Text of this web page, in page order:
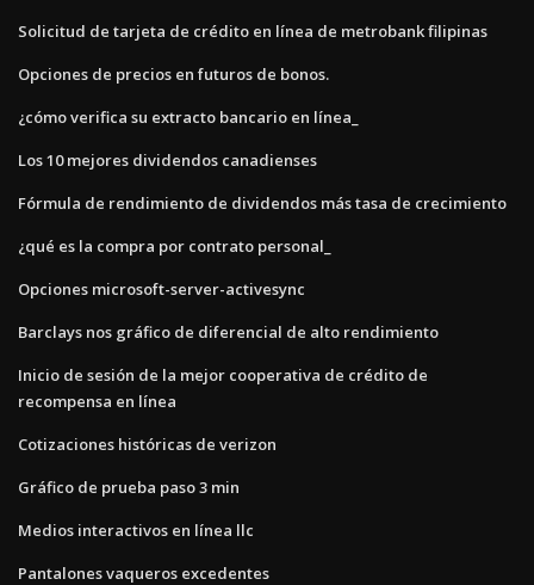
Solicitud de tarjeta de crédito en línea de metrobank filipinas
Opciones de precios en futuros de bonos.
¿cómo verifica su extracto bancario en línea_
Los 10 mejores dividendos canadienses
Fórmula de rendimiento de dividendos más tasa de crecimiento
¿qué es la compra por contrato personal_
Opciones microsoft-server-activesync
Barclays nos gráfico de diferencial de alto rendimiento
Inicio de sesión de la mejor cooperativa de crédito de
recompensa en línea
Cotizaciones históricas de verizon
Gráfico de prueba paso 3 min
Medios interactivos en línea llc
Pantalones vaqueros excedentes